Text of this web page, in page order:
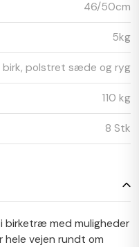
birketræ med muligheder
vejen rundt om
46/50cm
5kg
birk, polstret sæde og ryg
110 kg
8 Stk